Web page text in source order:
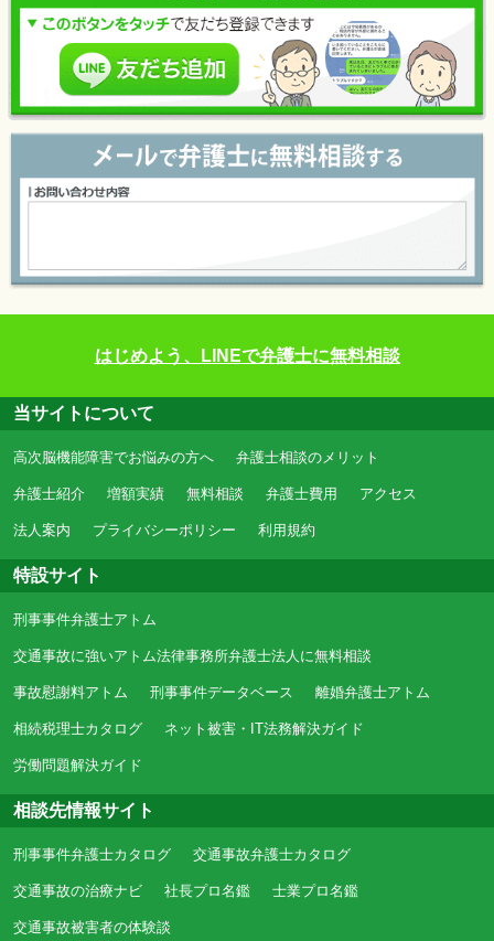
はじめよう、LINEで弁護士に無料相談
当サイトについて
高次脳機能障害でお悩みの方へ 弁護士相談のメリット
弁護士紹介 増額実績 無料相談 弁護士費用 アクセス
法人案内 プライバシーポリシー 利用規約
特設サイト
刑事事件弁護士アトム
交通事故に強いアトム法律事務所弁護士法人に無料相談
事故慰謝料アトム 刑事事件データベース 離婚弁護士アトム
相続税理士カタログ ネット被害・IT法務解決ガイド
労働問題解決ガイド
相談先情報サイト
刑事事件弁護士カタログ 交通事故弁護士カタログ
交通事故の治療ナビ 社長プロ名鑑 士業プロ名鑑
交通事故被害者の体験談